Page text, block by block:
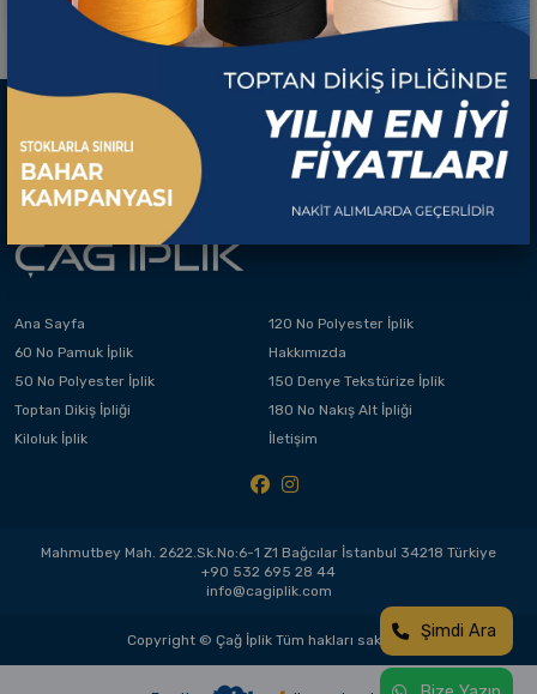
Ana Sayfa
120 No Polyester İplik
60 No Pamuk İplik
Hakkımızda
50 No Polyester İplik
150 Denye Tekstürize İplik
Toptan Dikiş İpliği
180 No Nakış Alt İpliği
Kiloluk İplik
İletişim
Mahmutbey Mah. 2622.Sk.No:6-1 Z1 Bağcılar İstanbul 34218 Türkiye
+90 532 695 28 44
info@cagiplik.com
Copyright © Çağ İplik Tüm hakları saklıdır. Şimdi Ara